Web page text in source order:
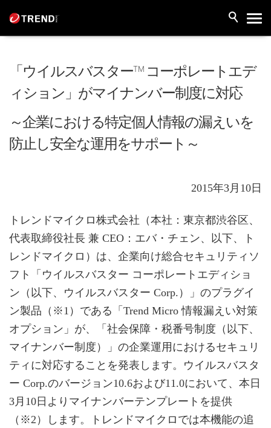
「ウイルスバスター™ コーポレートエデ
ィション」がマイナンバー制度に対応
～企業における特定個人情報の漏えいを
防止し安全な運用をサポート～
2015年3月10日
トレンドマイクロ株式会社（本社：東京都渋谷区、
代表取締役社長 兼 CEO：エバ・チェン、以下、ト
レンドマイクロ）は、企業向け総合セキュリティソ
フト「ウイルスバスター コーポレートエディショ
ン（以下、ウイルスバスター Corp.）」のプラグイ
ン製品（※1）である「Trend Micro 情報漏えい対策
オプション」が、「社会保障・税番号制度（以下、
マイナンバー制度）」の企業運用におけるセキュリ
ティに対応することを発表します。ウイルスバスタ
ー Corp.のバージョン10.6および11.0において、本日
3月10日よりマイナンバーテンプレートを提供
（※2）します。トレンドマイクロでは本機能の追